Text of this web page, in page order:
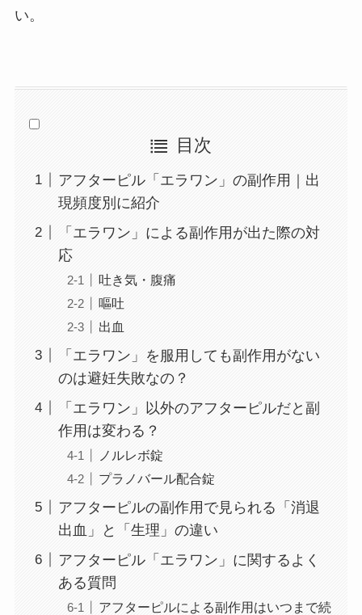
い。
目次
アフターピル「エラワン」の副作用｜出
現頻度別に紹介
「エラワン」による副作用が出た際の対
応
吐き気・腹痛
嘔吐
出血
「エラワン」を服用しても副作用がない
のは避妊失敗なの？
「エラワン」以外のアフターピルだと副
作用は変わる？
ノルレボ錠
プラノバール配合錠
アフターピルの副作用で見られる「消退
出血」と「生理」の違い
アフターピル「エラワン」に関するよく
ある質問
アフターピルによる副作用はいつまで続